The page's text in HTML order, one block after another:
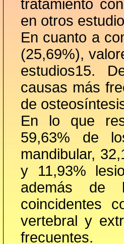
tratamiento
en otros
En cuanto a
(25,69%),
estudios15.
causas más
de
En lo que
59,63% de
mandibular,
y 11,93%
además de
coincidentes
vertebral y
frecuentes.